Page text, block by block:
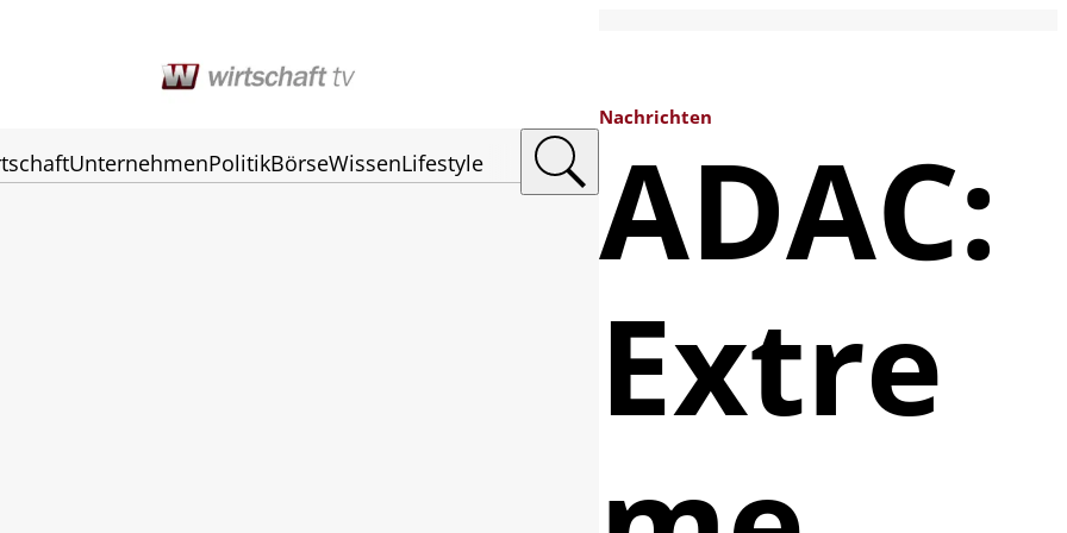
UnternehmenPolitikBörseWissenLifestyle
Nachrichten
ADAC:
Extre